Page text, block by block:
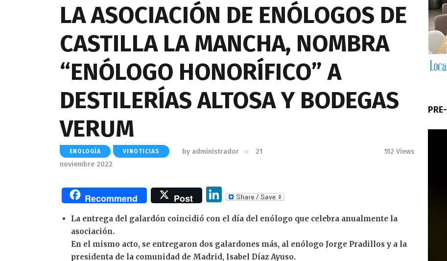
LA ASOCIACIÓN DE ENÓLOGOS DE
CASTILLA LA MANCHA, NOMBRA
“ENÓLOGO HONORÍFICO” A
DESTILERÍAS ALTOSA Y BODEGAS
VERUM
ENOLOGÍA VINOTICIAS by administrador
21
noviembre 2022
512 Views
Recommend Post
Li
n
k
e
dI
La entrega del galardón coincidió con el día del enólogo que celebra anualmente la
asociación.
En el mismo acto, se entregaron dos galardones más, al enólogo Jorge Pradillos y a la
presidenta de la comunidad de Madrid, Isabel Díaz Ayuso.